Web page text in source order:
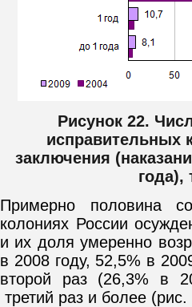
Рисунок 22.
исправительных
заключения
года),
Примерно половина
колониях России
и их доля умеренно
в 2008 году, 52,5% в
второй раз (26,3% в
третий раз и более